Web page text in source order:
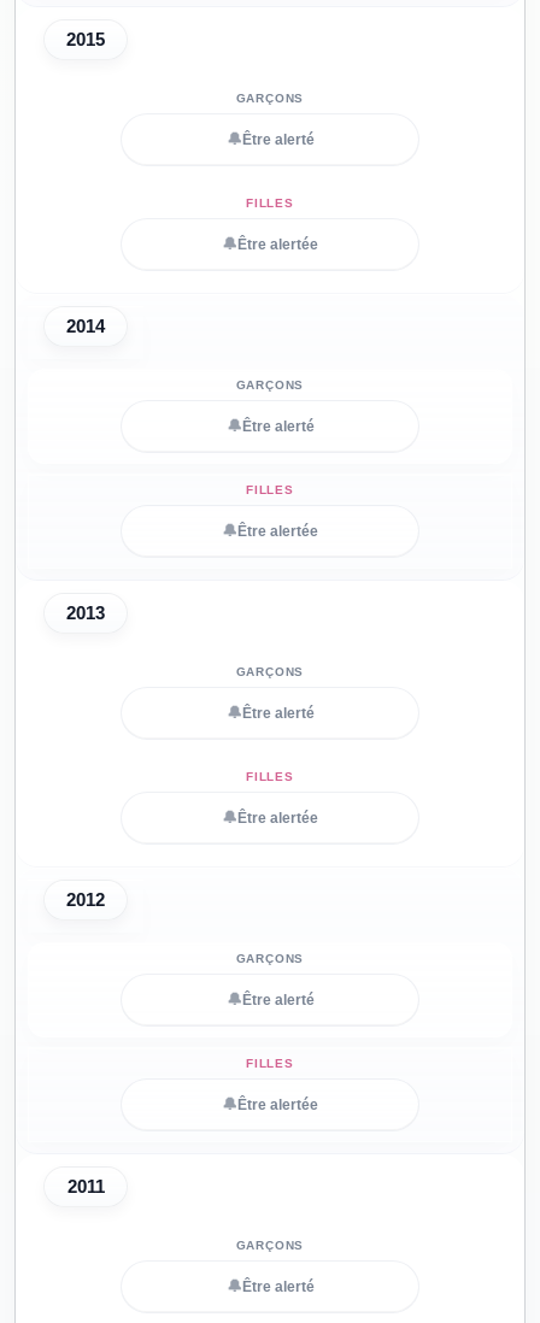
2015
🔔 Être alerté
🔔 Être alertée
2014
🔔 Être alerté
🔔 Être alertée
2013
🔔 Être alerté
🔔 Être alertée
2012
🔔 Être alerté
🔔 Être alertée
2011
🔔 Être alerté